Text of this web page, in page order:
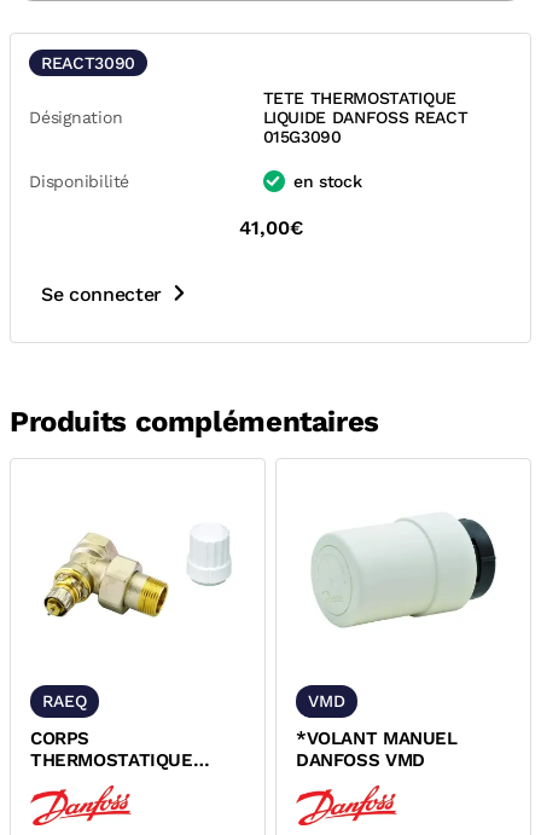
REACT3090
Désignation
TETE THERMOSTATIQUE
LIQUIDE DANFOSS REACT
015G3090
Disponibilité en stock
41,00€
Se connecter
Produits complémentaires
RAEQ
CORPS
THERMOSTATIQUE
EQUERRE RA-IN
DANFOSS
VMD
*VOLANT MANUEL
DANFOSS VMD